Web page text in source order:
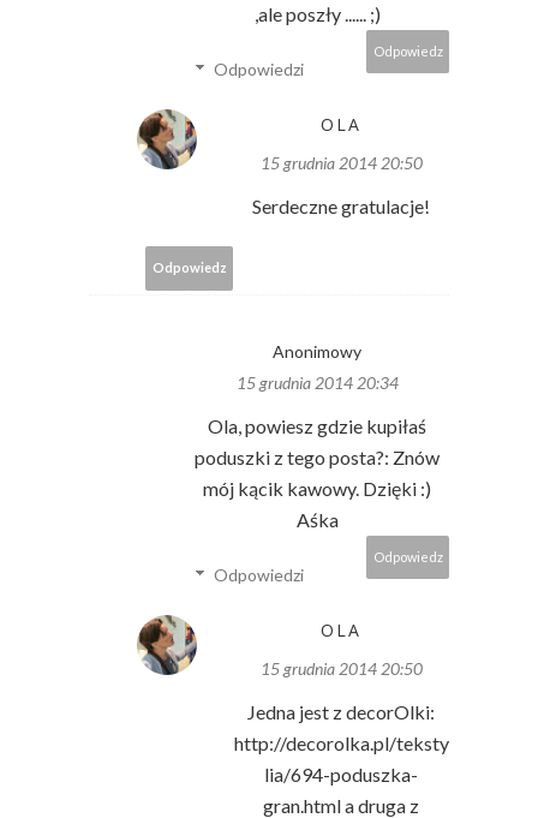
,ale poszły ...... ;)
Odpowiedz
Odpowiedzi
OLA
15 grudnia 2014 20:50
Serdeczne gratulacje!
Odpowiedz
Anonimowy
15 grudnia 2014 20:34
Ola, powiesz gdzie kupiłaś
poduszki z tego posta?: Znów
mój kącik kawowy. Dzięki :)
Aśka
Odpowiedz
Odpowiedzi
OLA
15 grudnia 2014 20:50
Jedna jest z decorOlki:
http://decorolka.pl/teksty
lia/694-poduszka-
gran.html a druga z